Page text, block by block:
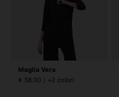
Maglia Vera
€ 38.00 / +2 colori